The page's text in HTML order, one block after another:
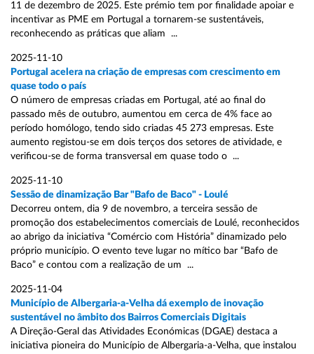
11 de dezembro de 2025. Este prémio tem por finalidade apoiar e
incentivar as PME em Portugal a tornarem-se sustentáveis,
reconhecendo as práticas que aliam ...
2025-11-10
Portugal acelera na criação de empresas com crescimento em
quase todo o país
O número de empresas criadas em Portugal, até ao final do
passado mês de outubro, aumentou em cerca de 4% face ao
período homólogo, tendo sido criadas 45 273 empresas. Este
aumento registou-se em dois terços dos setores de atividade, e
verificou-se de forma transversal em quase todo o ...
2025-11-10
Sessão de dinamização Bar "Bafo de Baco" - Loulé
Decorreu ontem, dia 9 de novembro, a terceira sessão de
promoção dos estabelecimentos comerciais de Loulé, reconhecidos
ao abrigo da iniciativa “Comércio com História” dinamizado pelo
próprio município. O evento teve lugar no mítico bar “Bafo de
Baco” e contou com a realização de um ...
2025-11-04
Município de Albergaria-a-Velha dá exemplo de inovação
sustentável no âmbito dos Bairros Comerciais Digitais
A Direção-Geral das Atividades Económicas (DGAE) destaca a
iniciativa pioneira do Município de Albergaria-a-Velha, que instalou